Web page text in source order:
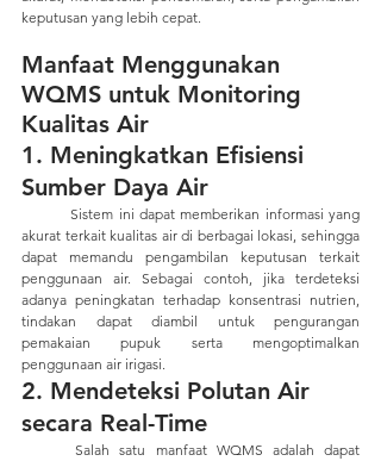
keputusan yang lebih cepat.
Manfaat Menggunakan
WQMS untuk Monitoring
Kualitas Air
1. Meningkatkan Efisiensi
Sumber Daya Air
	Sistem ini dapat memberikan informasi yang
akurat terkait kualitas air di berbagai lokasi, sehingga
dapat memandu pengambilan keputusan terkait
penggunaan air. Sebagai contoh, jika terdeteksi
adanya peningkatan terhadap konsentrasi nutrien,
tindakan dapat diambil untuk pengurangan
pemakaian pupuk serta mengoptimalkan
penggunaan air irigasi.
2. Mendeteksi Polutan Air
secara Real-Time
	Salah satu manfaat WQMS adalah dapat